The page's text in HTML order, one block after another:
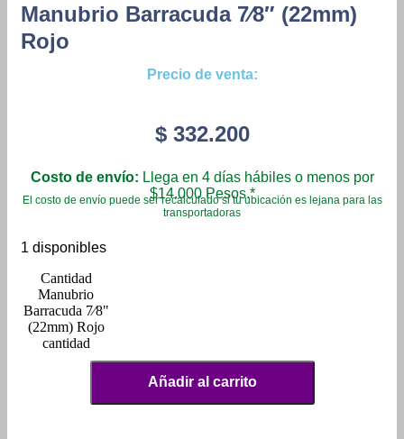
Manubrio Barracuda 7⁄8″ (22mm)
Rojo
Precio de venta:
$332.200
Costo de envío: Llega en 4 días hábiles o menos por
$14.000 Pesos.*
El costo de envío puede ser recalculado si tu ubicación es lejana para las
transportadoras
1 disponibles
Manubrio
Barracuda 7⁄8"
(22mm) Rojo
cantidad
Añadir al carrito